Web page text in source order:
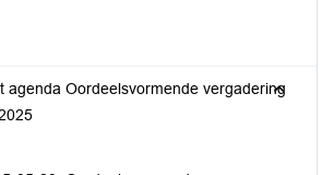
agenda Oordeelsvormende vergadering